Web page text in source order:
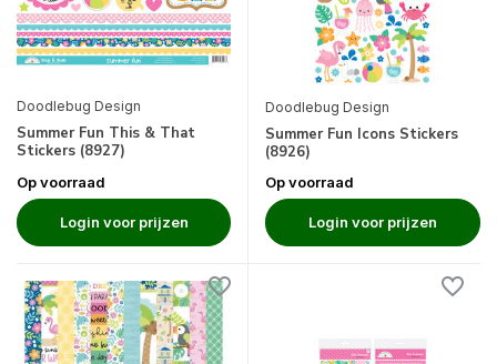
Doodlebug Design
Summer Fun This & That
Stickers (8927)
Op voorraad
Login voor prijzen
Doodlebug Design
Summer Fun Icons Stickers
(8926)
Op voorraad
Login voor prijzen